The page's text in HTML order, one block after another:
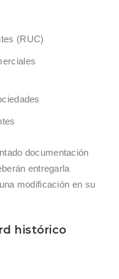
(RUC)
documentación
entregarla
modificación en su
histórico